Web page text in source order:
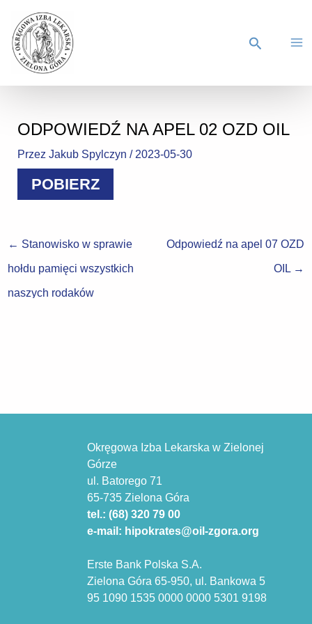
ODPOWIEDŹ NA APEL 02 OZD OIL
PrzezJakub Spylczyn/ 2023-05-30
POBIERZ
← Stanowisko w sprawie
hołdu pamięci wszystkich
naszych rodaków
Odpowiedź na apel 07 OZD
OIL →
Okręgowa Izba Lekarska w Zielonej
Górze
ul. Batorego 71
65-735 Zielona Góra
tel.: (68) 320 79 00
e-mail: hipokrates@oil-zgora.org
Erste Bank Polska S.A.
Zielona Góra 65-950, ul. Bankowa 5
95 1090 1535 0000 0000 5301 9198